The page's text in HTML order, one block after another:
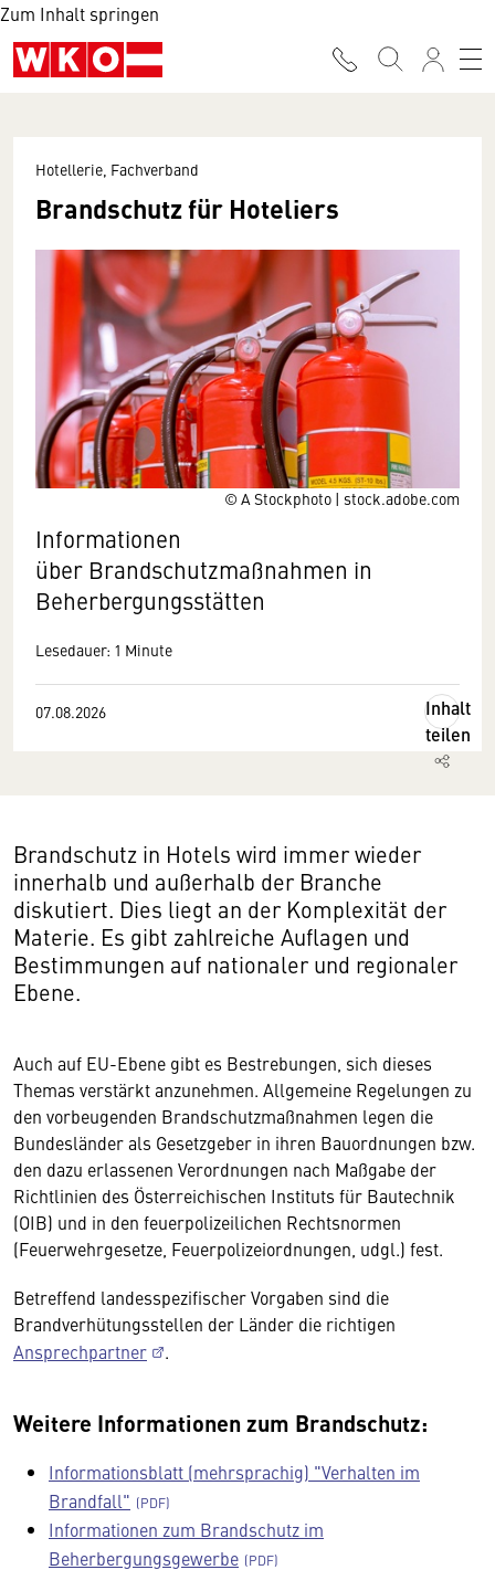
Zum Inhalt springen
© A Stockphoto | stock.adobe.com
Hotellerie, Fachverband
Brandschutz für Hoteliers
Informationen
über Brandschutzmaßnahmen in
Beherbergungsstätten
Lesedauer: 1 Minute
07.08.2026
Inhalt
teilen
Brandschutz in Hotels wird immer wieder
innerhalb und außerhalb der Branche
diskutiert. Dies liegt an der Komplexität der
Materie. Es gibt zahlreiche Auflagen und
Bestimmungen auf nationaler und regionaler
Ebene.
Auch auf EU-Ebene gibt es Bestrebungen, sich dieses
Themas verstärkt anzunehmen. Allgemeine Regelungen zu
den vorbeugenden Brandschutzmaßnahmen legen die
Bundesländer als Gesetzgeber in ihren Bauordnungen bzw.
den dazu erlassenen Verordnungen nach Maßgabe der
Richtlinien des Österreichischen Instituts für Bautechnik
(OIB) und in den feuerpolizeilichen Rechtsnormen
(Feuerwehrgesetze, Feuerpolizeiordnungen, udgl.) fest.
Betreffend landesspezifischer Vorgaben sind die
Brandverhütungsstellen der Länder die richtigen
Ansprechpartner
.
Weitere Informationen zum Brandschutz:
Informationsblatt (mehrsprachig) "Verhalten im
Brandfall"
Informationen zum Brandschutz im
Beherbergungsgewerbe